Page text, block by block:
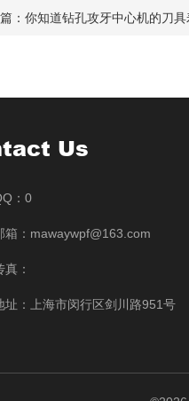
： 你知道钻孔攻牙中心机的刀
Us
：0
箱：mawaywpf@163.com
真：
址：上海市闵行区剑川路951号